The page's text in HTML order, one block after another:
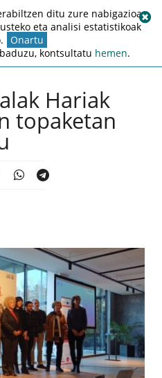
Hariak
topaketan
ditu zure nabigazioa
eta analisi estatistikoak
Onartu
kontsultatu hemen.